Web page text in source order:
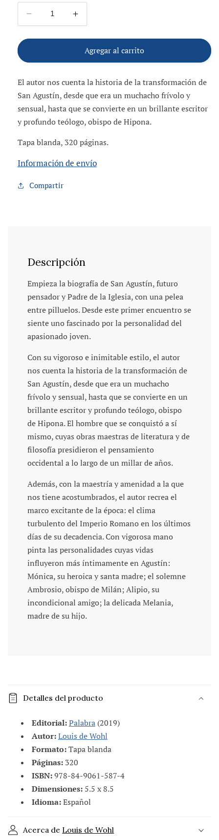
Reducir
cantidad
para
inquieto:
vida
de
San
Agustín
Aumentar
cantidad
para
Corazón
inquieto:
vida
de
Agustín
Agregar al carrito
El autor nos cuenta la historia de la transformación de
San Agustín, desde que era un muchacho frívolo y
sensual, hasta que se convierte en un brillante escritor
y profundo teólogo, obispo de Hipona.
Tapa blanda, 320 páginas.
Información de envío
Compartir
Descripción
Empieza la biografía de San Agustín, futuro
pensador y Padre de la Iglesia, con una pelea
entre pilluelos. Desde este primer encuentro se
siente uno fascinado por la personalidad del
apasionado joven.
Con su vigoroso e inimitable estilo, el autor
nos cuenta la historia de la transformación de
San Agustín, desde que era un muchacho
frívolo y sensual, hasta que se convierte en un
brillante escritor y profundo teólogo, obispo
de Hipona. El hombre que se conquistó a sí
mismo, cuyas obras maestras de literatura y de
filosofía presidieron el pensamiento
occidental a lo largo de un millar de años.
Además, con la maestría y amenidad a la que
nos tiene acostumbrados, el autor recrea el
marco excitante de la época: el clima
turbulento del Imperio Romano en los últimos
días de su decadencia. Con vigorosa mano
pinta las personalidades cuyas vidas
influyeron más íntimamente en Agustín:
Mónica, su heroica y santa madre; el solemne
Ambrosio, obispo de Milán; Alipio, su
incondicional amigo; la delicada Melania,
madre de su hijo.
o
n
s
p
Detalles del producto
Editorial: Palabra(2019)
Autor: Louis de Wohl
Formato:Tapa blanda
Páginas:320
ISBN:978-84-9061-587-4
Dimensiones:5.5 x 8.5
Idioma:Español
Acerca de Louis de Wohl